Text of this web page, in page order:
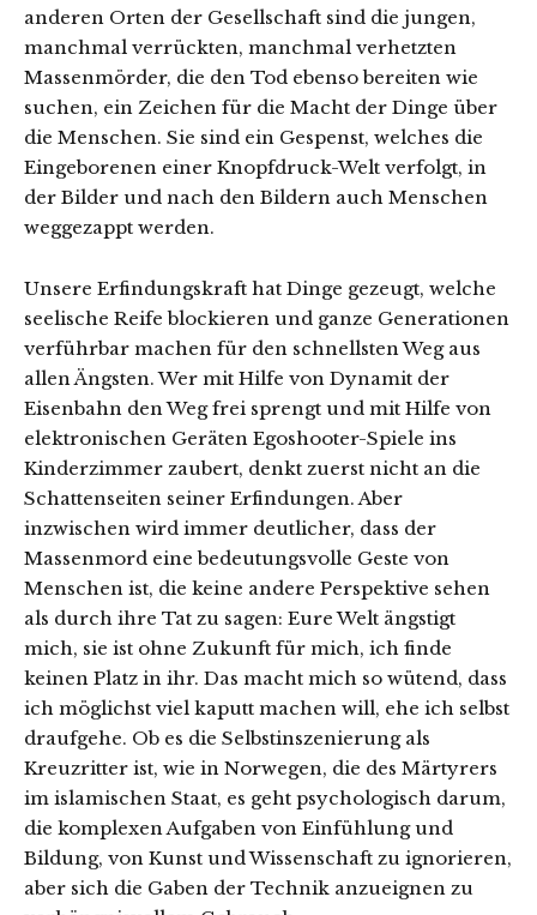
anderen Orten der Gesellschaft sind die jungen,
manchmal verrückten, manchmal verhetzten
Massenmörder, die den Tod ebenso bereiten wie
suchen, ein Zeichen für die Macht der Dinge über
die Menschen. Sie sind ein Gespenst, welches die
Eingeborenen einer Knopfdruck-Welt verfolgt, in
der Bilder und nach den Bildern auch Menschen
weggezappt werden.
Unsere Erfindungskraft hat Dinge gezeugt, welche
seelische Reife blockieren und ganze Generationen
verführbar machen für den schnellsten Weg aus
allen Ängsten. Wer mit Hilfe von Dynamit der
Eisenbahn den Weg frei sprengt und mit Hilfe von
elektronischen Geräten Egoshooter-Spiele ins
Kinderzimmer zaubert, denkt zuerst nicht an die
Schattenseiten seiner Erfindungen. Aber
inzwischen wird immer deutlicher, dass der
Massenmord eine bedeutungsvolle Geste von
Menschen ist, die keine andere Perspektive sehen
als durch ihre Tat zu sagen: Eure Welt ängstigt
mich, sie ist ohne Zukunft für mich, ich finde
keinen Platz in ihr. Das macht mich so wütend, dass
ich möglichst viel kaputt machen will, ehe ich selbst
draufgehe. Ob es die Selbstinszenierung als
Kreuzritter ist, wie in Norwegen, die des Märtyrers
im islamischen Staat, es geht psychologisch darum,
die komplexen Aufgaben von Einfühlung und
Bildung, von Kunst und Wissenschaft zu ignorieren,
aber sich die Gaben der Technik anzueignen zu